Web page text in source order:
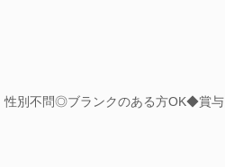
性別不問◎ブランクのある方OK◆賞与